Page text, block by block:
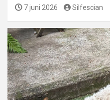
7 juni 2026 Silfescian